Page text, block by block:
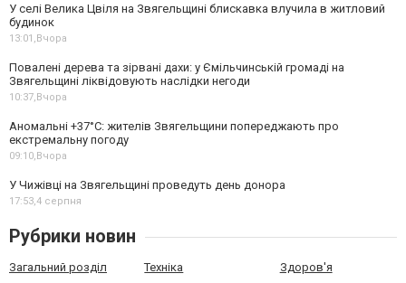
У селі Велика Цвіля на Звягельщині блискавка влучила в житловий
будинок
13:01, Вчора
Повалені дерева та зірвані дахи: у Ємільчинській громаді на
Звягельщині ліквідовують наслідки негоди
10:37, Вчора
Аномальні +37°C: жителів Звягельщини попереджають про
екстремальну погоду
09:10, Вчора
У Чижівці на Звягельщині проведуть день донора
17:53, 4 серпня
Рубрики новин
Загальний розділ Техніка Здоров'я